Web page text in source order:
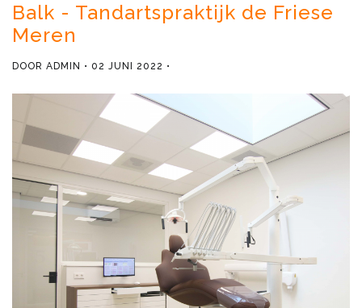
Balk - Tandartspraktijk de Friese
Meren
DOOR ADMIN 02 JUNI 2022